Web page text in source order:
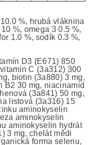
%, hrubá vláknina
%, omega 3 0.5 %,
1.0 %, sodík 0.3 %,
D3 (E671) 850
C (3a312) 300
biotin (3a880) 3 mg,
B2 30 mg, niacinamid
(3a841) 50 mg,
listová (3a316) 15
aminokyselin
aminokyselin
aminokyselin hydrát
3 mg, chelát mědi
forma selenu,